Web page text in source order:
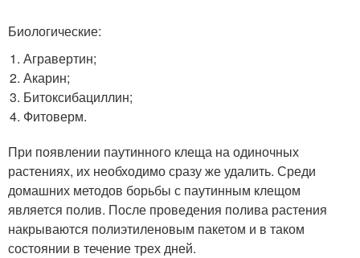
Биологические:
Агравертин;
Акарин;
Битоксибациллин;
Фитоверм.
При появлении паутинного клеща на одиночных
растениях, их необходимо сразу же удалить. Среди
домашних методов борьбы с паутинным клещом
является полив. После проведения полива растения
накрываются полиэтиленовым пакетом и в таком
состоянии в течение трех дней.